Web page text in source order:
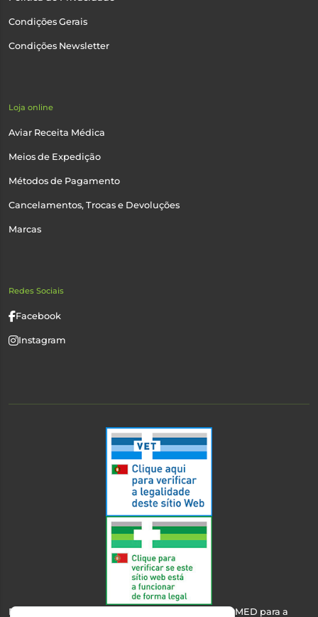
Condições Gerais
Condições Newsletter
Loja online
Aviar Receita Médica
Meios de Expedição
Métodos de Pagamento
Cancelamentos, Trocas e Devoluções
Marcas
Redes Sociais
Facebook
Instagram
Esta farmácia encontra-se autorizada pelo INFARMED para a